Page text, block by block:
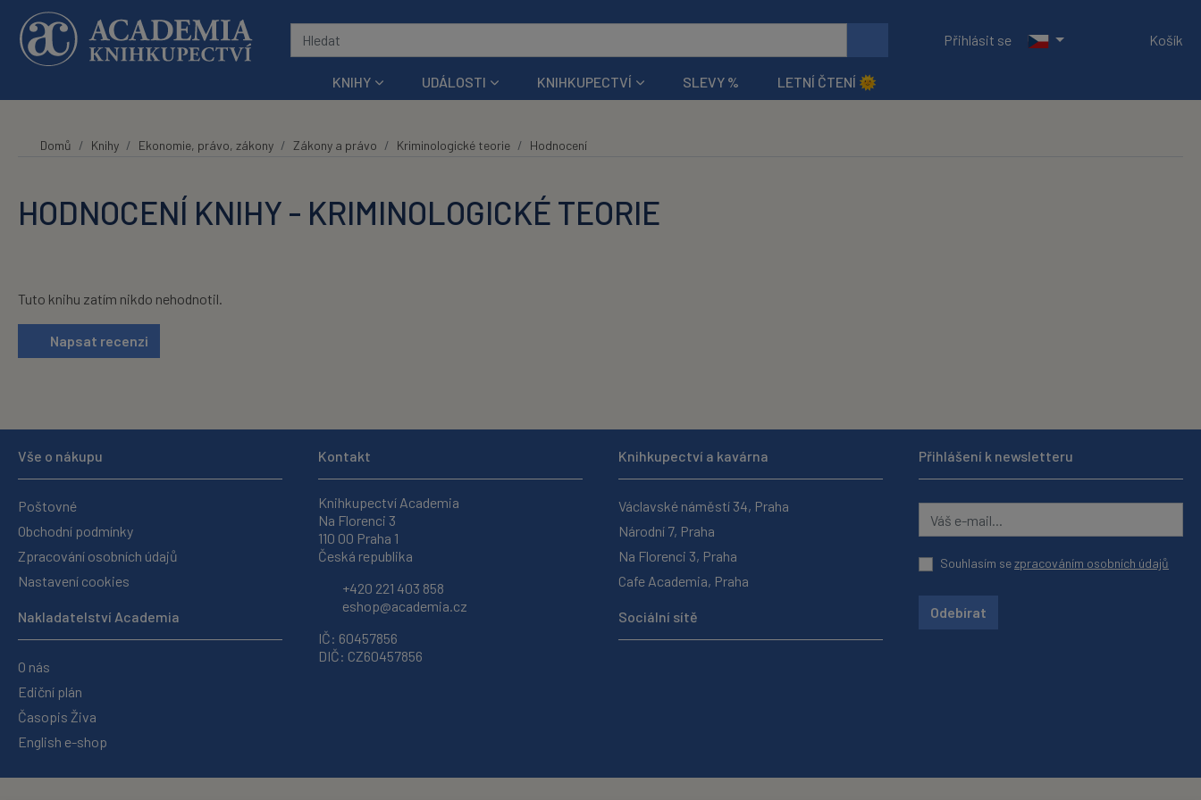
Přeskočit na hlavní obsah
Přihlásit se
Košík
KNIHY UDÁLOSTI KNIHKUPECTVÍ SLEVY % LETNÍ ČTENÍ 🌞
Domů Knihy Ekonomie, právo, zákony Zákony a právo Kriminologické teorie Hodnocení
HODNOCENÍ KNIHY - KRIMINOLOGICKÉ TEORIE
Tuto knihu zatím nikdo nehodnotil.
Napsat recenzi
Vše o nákupu
Poštovné
Obchodní podmínky
Zpracování osobních údajů
Nastavení cookies
Nakladatelství Academia
O nás
Ediční plán
Časopis Živa
English e-shop
Kontakt
Knihkupectví Academia
Na Florenci 3
110 00 Praha 1
Česká republika
+420 221 403 858
eshop@academia.cz
IČ: 60457856
DIČ: CZ60457856
Knihkupectví a kavárna
Václavské náměstí 34, Praha
Národní 7, Praha
Na Florenci 3, Praha
Cafe Academia, Praha
Sociální sítě
Přihlášení k newsletteru
Souhlasím sezpracováním osobních údajů
Odebírat